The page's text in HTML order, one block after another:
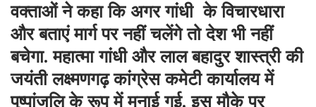
वक्ताओं ने कहा कि अगर गांधी के विचारधारा
और बताएं मार्ग पर नहीं चलेंगे तो देश भी नहीं
बचेगा. महात्मा गांधी और लाल बहादुर शास्त्री की
जयंती लक्ष्मणगढ़ कांग्रेस कमेटी कार्यालय में
पुष्पांजलि के रूप में मनाई गई. इस मौके पर